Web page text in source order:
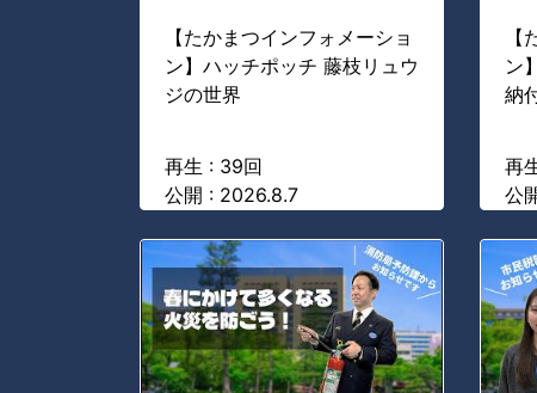
【たかまつインフォメーショ
ン】ハッチポッチ 藤枝リュウ
ジの世界
再生 : 39回
公開 : 2026.8.7
ン
納
再
公